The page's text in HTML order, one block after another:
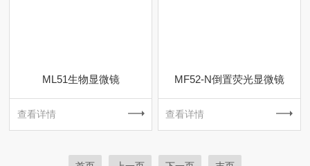
ML51生物显微镜
查看详情
MF52-N倒置荧光显微镜
查看详情